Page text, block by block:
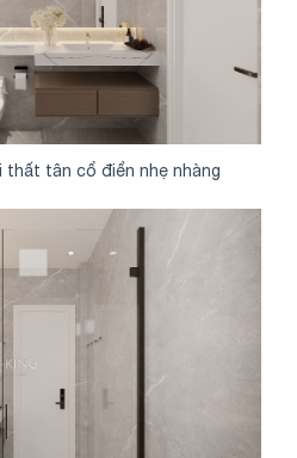
thất tân cổ điển nhẹ nhàng